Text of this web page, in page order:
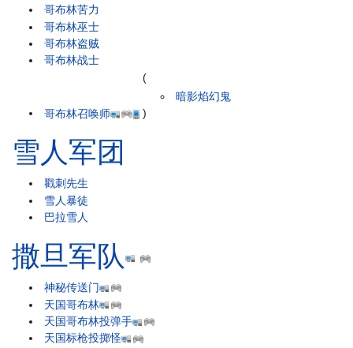
哥布林苦力
哥布林巫士
哥布林盗贼
哥布林战士
哥布林召唤师
(
暗影焰幻鬼
)
雪人军团
戳刺先生
雪人暴徒
巴拉雪人
撒旦军队
神秘传送门
天国哥布林
天国哥布林投弹手
天国标枪投掷怪